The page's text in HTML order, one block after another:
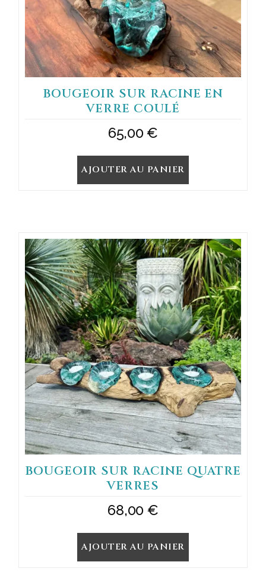
BOUGEOIR SUR RACINE EN
VERRE COULÉ
65,00€
AJOUTER AU PANIER
BOUGEOIR SUR RACINE QUATRE
VERRES
68,00 €
AJOUTER AU PANIER